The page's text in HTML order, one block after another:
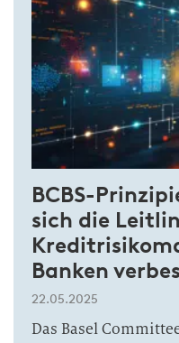
BCBS-
sich die
Banken
22.05.2025
Das Basel